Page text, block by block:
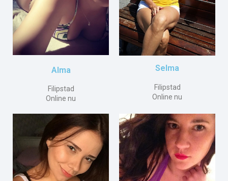
Alma
Filipstad
Online nu
Selma
Filipstad
Online nu